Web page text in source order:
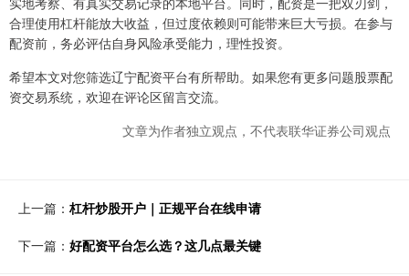
合理使用杠杆能放大收益，但过度依赖则可能带来巨大亏损。在参与
配资前，务必评估自身风险承受能力，理性投资。
希望本文对您筛选辽宁配资平台有所帮助。如果您有更多问题股票配
资交易系统，欢迎在评论区留言交流。
文章为作者独立观点，不代表联华证券公司观点
上一篇： 杠杆炒股开户｜正规平台在线申请
下一篇： 好配资平台怎么选？这几点最关键